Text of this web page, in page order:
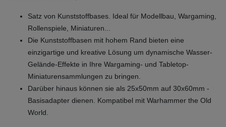
Satz von Kunststoffbases. Ideal für Modellbau, Wargaming,
Rollenspiele, Miniaturen...
Die Kunststoffbasen mit hohem Rand bieten eine
einzigartige und kreative Lösung um dynamische Wasser-
Gelände-Effekte in Ihre Wargaming- und Tabletop-
Miniaturensammlungen zu bringen.
Darüber hinaus können sie als 25x50mm auf 30x60mm -
Basisadapter dienen. Kompatibel mit Warhammer the Old
World.